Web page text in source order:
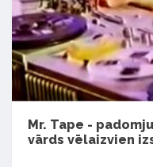
Mr. Tape -
vārds vēlaizvien